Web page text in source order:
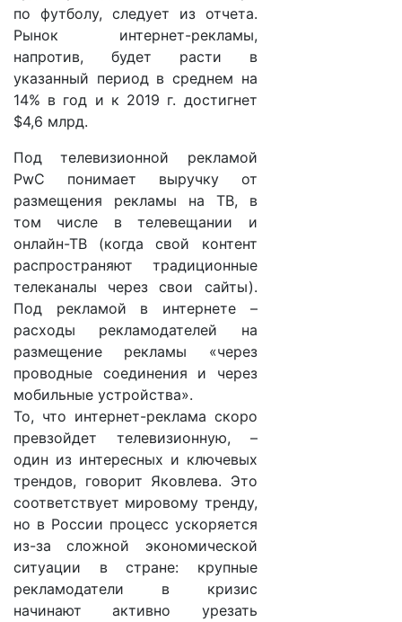
по футболу, следует из отчета.
Рынок интернет-рекламы,
напротив, будет расти в
указанный период в среднем на
14% в год и к 2019 г. достигнет
$4,6 млрд.
Под телевизионной рекламой
PwC понимает выручку от
размещения рекламы на ТВ, в
том числе в телевещании и
онлайн-ТВ (когда свой контент
распространяют традиционные
телеканалы через свои сайты).
Под рекламой в интернете –
расходы рекламодателей на
размещение рекламы «через
проводные соединения и через
мобильные устройства».
То, что интернет-реклама скоро
превзойдет телевизионную, –
один из интересных и ключевых
трендов, говорит Яковлева. Это
соответствует мировому тренду,
но в России процесс ускоряется
из-за сложной экономической
ситуации в стране: крупные
рекламодатели в кризис
начинают активно урезать